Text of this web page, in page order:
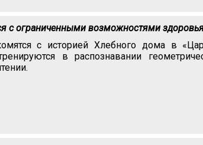
с ограниченными возможностями
с историей Хлебного дома в
в распознавании